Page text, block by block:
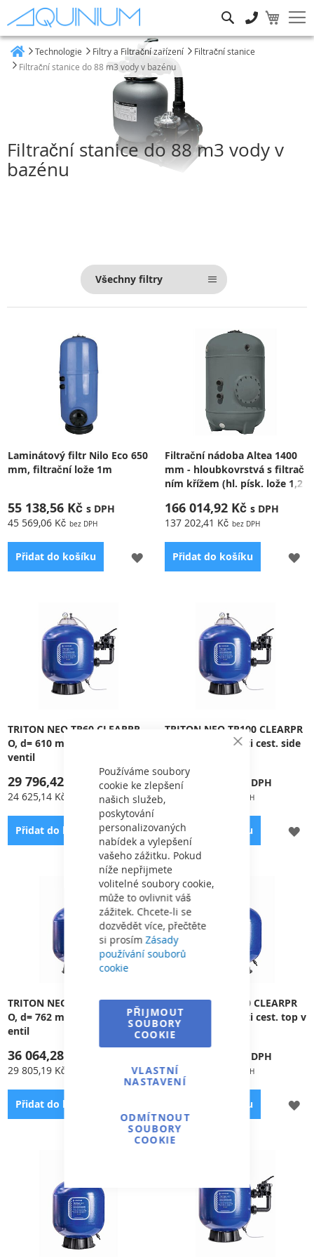
Close
Používáme soubory
cookie ke zlepšení
našich služeb,
poskytování
personalizovaných
nabídek a vylepšení
vašeho zážitku. Pokud
níže nepřijmete
volitelné soubory cookie,
může to ovlivnit váš
zážitek. Chcete-li se
dozvědět více, přečtěte
si prosímZásady
používání souborů
cookie
PŘIJMOUT
SOUBORY
COOKIE
VLASTNÍ
NASTAVENÍ
ODMÍTNOUT
SOUBORY
COOKIE
Technologie Filtry a Filtrační zařízení
Filtrační stanice
Filtrační stanice do 88 m3 vody v bazénu
Filtrační stanice do 88 m3 vody v
bazénu
Všechny filtry
Laminátový filtr Nilo Eco 650
mm, filtrační lože 1m
55 138,56 Kč
45 569,06 Kč
Přidat do košíku
PŘIDAT
Průtok 15 m3/hod, hloubka
písku 1 m. 6-ti cestný ventil
není součástí.
Filtrační nádoba Altea 1400
mm - hloubkovrstvá s filtrač
ním křížem (hl. písk. lože 1,2
166 014,92 Kč
137 202,41 Kč
Přidat do košíku
Filtrační nádoba Altea -
hloubkovrstvá s tryskovým
dnem, průměr 1400 mm,
hloubka pískového lože 1,2 m,
průtok 61m3/hod.
TRITON NEO TR60 CLEARPR
O, d= 610 mm, 6-ti cest. side
ventil
29 796,42 Kč
24 625,14 Kč
Přidat do košíku
PŘIDAT
K
OBLÍBENÝM
Filtry TRITON NEO CP TR -
vyrobeny ze sklolaminátových
vláken, zesílené
polyesterovou vrstvou,
použita ClearPro technologie,
side-ventil, manometr
TRITON NEO TR100 CLEARPR
O, d= 762 mm, 6-ti cest. side
42 136,28 Kč
Přidat do košíku
Filtry TRITON NEO CP TR -
vyrobeny ze sklolaminátových
vláken, zesílené
polyesterovou vrstvou,
použita ClearPro technologie,
side-ventil, manometr
TRITON NEO TR100 CLEARPR
O, d= 762 mm, 6-ti cest. top v
entil
36 064,28 Kč
29 805,19 Kč
Přidat do košíku
K
TRITON NEO TR40 CLEARPR
O, d= 480 mm, 6-ti cest. top v
entil
19 550,16 Kč
Přidat do košíku